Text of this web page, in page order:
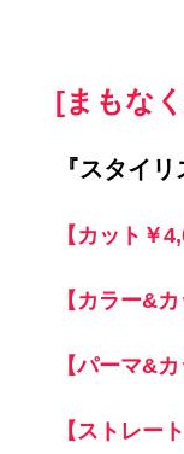
[まもな
『スタイ
【カット￥
【カラー&
【パーマ&
【ストレー